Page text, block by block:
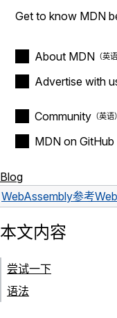
Get to know MDN
About MDN
Advertise with
Community
MDN on GitHub
Blog
WebAssembly参考
本文内容
尝试一下
语法